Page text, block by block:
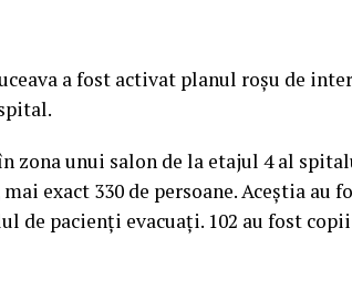
a fost activat planul roşu de
zona unui salon de la etajul 4 al
exact 330 de persoane. Aceștia au
de pacienţi evacuați. 102 au fost